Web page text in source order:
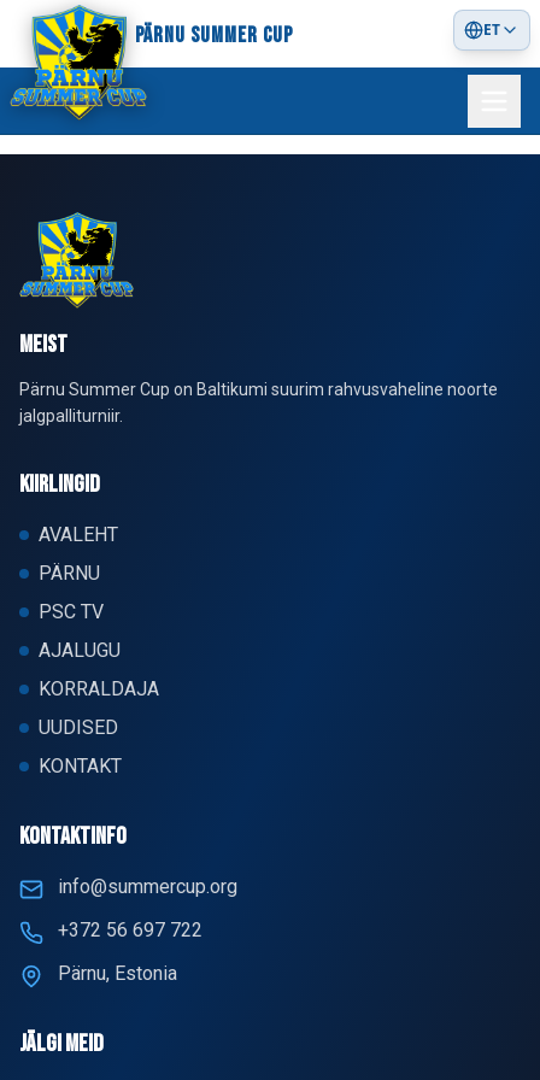
PÄRNU SUMMER CUP ET
MEIST
Pärnu Summer Cup on Baltikumi suurim rahvusvaheline noorte
jalgpalliturniir.
KIIRLINGID
AVALEHT
PÄRNU
PSC TV
AJALUGU
KORRALDAJA
UUDISED
KONTAKT
KONTAKTINFO
info@summercup.org
+372 56 697 722
Pärnu, Estonia
JÄLGI MEID